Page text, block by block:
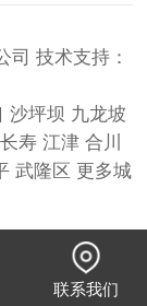
司 技术支持：
沙坪坝 九龙坡
长寿 江津 合川
武隆区 更多城
联系我们